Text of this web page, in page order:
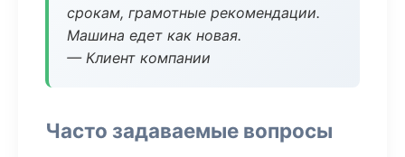
срокам, грамотные рекомендации.
Машина едет как новая.
— Клиент компании
Часто задаваемые вопросы